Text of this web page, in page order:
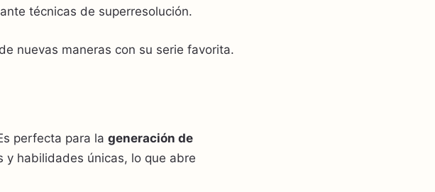
técnicas de superresolución.
nuevas maneras con su serie favorita.
perfecta para la generación de
y habilidades únicas, lo que abre